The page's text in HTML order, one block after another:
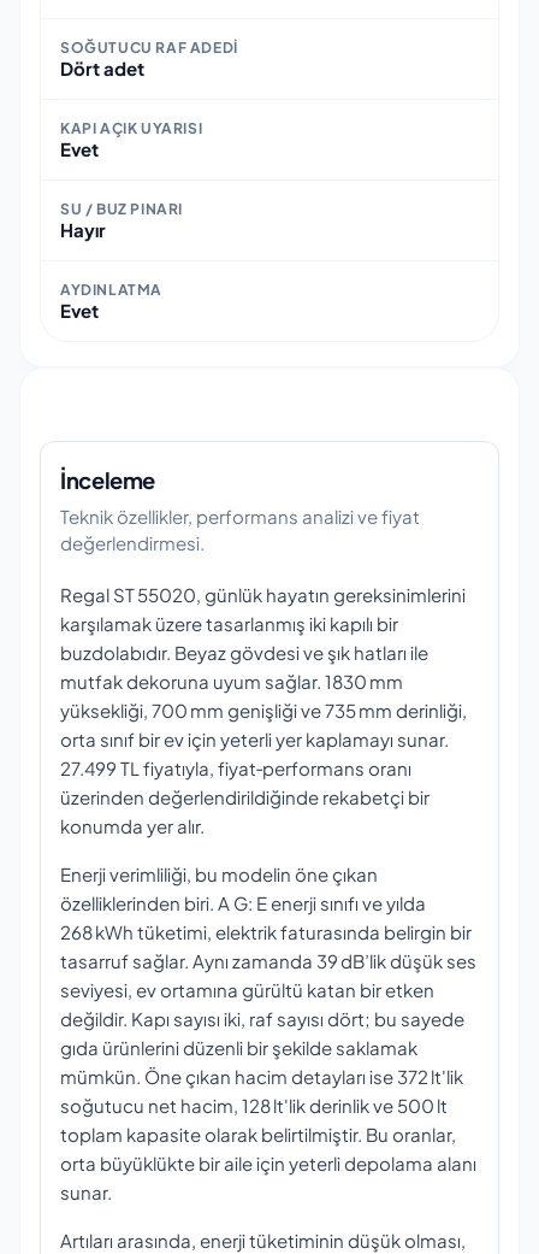
SOĞUTUCU RAF ADEDI
Dört adet
KAPI AÇIK UYARISI
Evet
SU / BUZ PINARI
Hayır
AYDINLATMA
Evet
İnceleme
Teknik özellikler, performans analizi ve fiyat
değerlendirmesi.
Regal ST 55020, günlük hayatın gereksinimlerini
karşılamak üzere tasarlanmış iki kapılı bir
buzdolabıdır. Beyaz gövdesi ve şık hatları ile
mutfak dekoruna uyum sağlar. 1830 mm
yüksekliği, 700 mm genişliği ve 735 mm derinliği,
orta sınıf bir ev için yeterli yer kaplamayı sunar.
27.499 TL fiyatıyla, fiyat‑performans oranı
üzerinden değerlendirildiğinde rekabetçi bir
konumda yer alır.
Enerji verimliliği, bu modelin öne çıkan
özelliklerinden biri. A G: E enerji sınıfı ve yılda
268 kWh tüketimi, elektrik faturasında belirgin bir
tasarruf sağlar. Aynı zamanda 39 dB’lik düşük ses
seviyesi, ev ortamına gürültü katan bir etken
değildir. Kapı sayısı iki, raf sayısı dört; bu sayede
gıda ürünlerini düzenli bir şekilde saklamak
mümkün. Öne çıkan hacim detayları ise 372 lt'lik
soğutucu net hacim, 128 lt'lik derinlik ve 500 lt
toplam kapasite olarak belirtilmiştir. Bu oranlar,
orta büyüklükte bir aile için yeterli depolama alanı
sunar.
Artıları arasında, enerji tüketiminin düşük olması,